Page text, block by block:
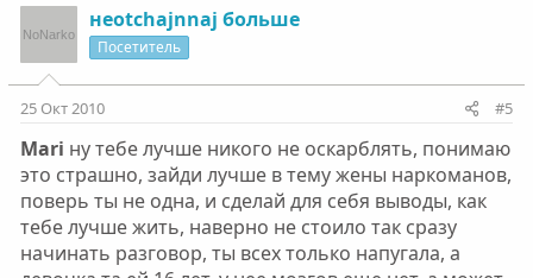
неotchajnnaj больше
Посетитель
25 Окт 2010 #5
Mari ну тебе лучше никого не оскарблять, понимаю
это страшно, зайди лучше в тему жены наркоманов,
поверь ты не одна, и сделай для себя выводы, как
тебе лучше жить, наверно не стоило так сразу
начинать разговор, ты всех только напугала, а